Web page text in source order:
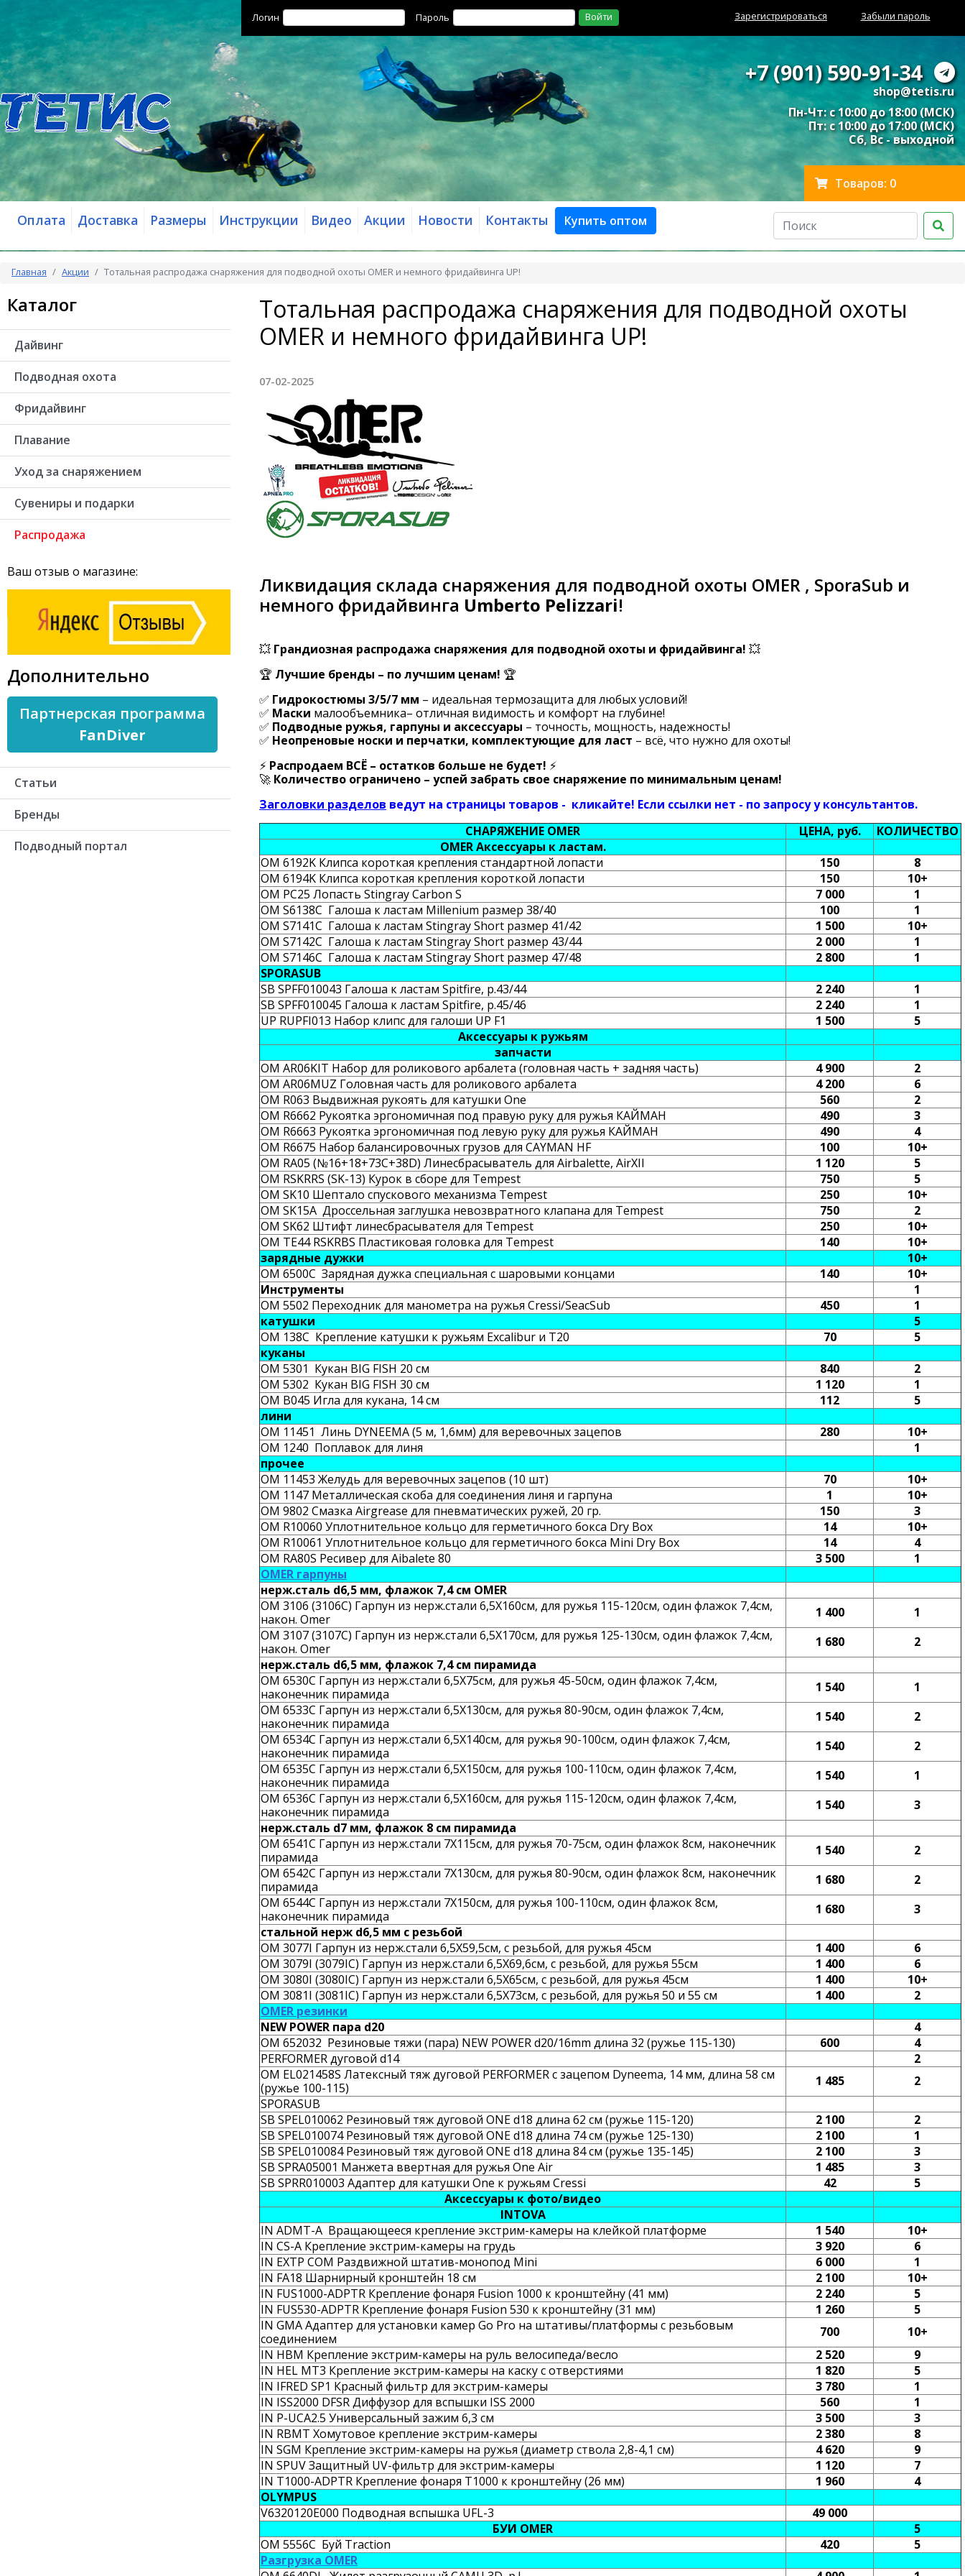
Логин Пароль Войти Зарегистрироваться Забыли пароль
+7 (901) 590-91-34
shop@tetis.ru
Пн-Чт: с 10:00 до 18:00 (МСК)
Пт: с 10:00 до 17:00 (МСК)
Сб, Вс - выходной
Товаров: 0
Оплата Доставка Размеры Инструкции Видео Акции Новости Контакты Купить оптом
Главная Акции Тотальная распродажа снаряжения для подводной охоты OMER и немного фридайвинга UP!
Каталог
Дайвинг
Подводная охота
Фридайвинг
Плавание
Уход за снаряжением
Сувениры и подарки
Распродажа
Ваш отзыв о магазине:
Дополнительно
Партнерская программа
FanDiver
Статьи
Бренды
Подводный портал
Тотальная распродажа снаряжения для подводной охоты
OMER и немного фридайвинга UP!
07-02-2025
Ликвидация склада снаряжения для подводной охоты OMER , SporaSub и
немного фридайвинга Umberto Pelizzari!
💥 Грандиозная распродажа снаряжения для подводной охоты и фридайвинга! 💥
🏆 Лучшие бренды – по лучшим ценам! 🏆
✅ Гидрокостюмы 3/5/7 мм – идеальная термозащита для любых условий!
✅ Маски малообъемника– отличная видимость и комфорт на глубине!
✅ Подводные ружья, гарпуны и аксессуары – точность, мощность, надежность!
✅ Неопреновые носки и перчатки, комплектующие для ласт – всё, что нужно для охоты!
⚡ Распродаем ВСЁ – остатков больше не будет! ⚡
🚀 Количество ограничено – успей забрать свое снаряжение по минимальным ценам!
Заголовки разделов ведут на страницы товаров - кликайте! Если ссылки нет - по запросу у консультантов.
СНАРЯЖЕНИЕ OMER
ЦЕНА, руб.
КОЛИЧЕСТВО
OMER Аксессуары к ластам.
OM 6192K Клипса короткая крепления стандартной лопасти
150
8
OM 6194K Клипса короткая крепления короткой лопасти
150
10+
OM PC25 Лопасть Stingray Carbon S
7 000
1
OM S6138C Галоша к ластам Millenium размер 38/40
100
1
OM S7141C Галоша к ластам Stingray Short размер 41/42
1 500
10+
OM S7142C Галоша к ластам Stingray Short размер 43/44
2 000
1
OM S7146C Галоша к ластам Stingray Short размер 47/48
2 800
1
SPORASUB
SB SPFF010043 Галоша к ластам Spitfire, р.43/44
2 240
1
SB SPFF010045 Галоша к ластам Spitfire, р.45/46
2 240
1
UP RUPFI013 Набор клипс для галоши UP F1
1 500
5
Аксессуары к ружьям
запчасти
OM AR06KIT Набор для роликового арбалета (головная часть + задняя часть)
4 900
2
OM AR06MUZ Головная часть для роликового арбалета
4 200
6
OM R063 Выдвижная рукоять для катушки One
560
2
OM R6662 Рукоятка эргономичная под правую руку для ружья КАЙМАН
490
3
OM R6663 Рукоятка эргономичная под левую руку для ружья КАЙМАН
490
4
OM R6675 Набор балансировочных грузов для CAYMAN HF
100
10+
OM RA05 (№16+18+73С+38D) Линесбрасыватель для Airbalette, AirXII
1 120
5
OM RSKRRS (SK-13) Курок в сборе для Tempest
750
5
OM SK10 Шептало спускового механизма Tempest
250
10+
OM SK15A Дроссельная заглушка невозвратного клапана для Tempest
750
2
OM SK62 Штифт линесбрасывателя для Tempest
250
10+
OM TE44 RSKRBS Пластиковая головка для Tempest
140
10+
зарядные дужки
10+
OM 6500C Зарядная дужка специальная с шаровыми концами
140
10+
Инструменты
1
OM 5502 Переходник для манометра на ружья Cressi/SeacSub
450
1
катушки
5
OM 138C Крепление катушки к ружьям Excalibur и T20
70
5
куканы
OM 5301 Кукан BIG FISH 20 см
840
2
OM 5302 Кукан BIG FISH 30 см
1 120
1
OM B045 Игла для кукана, 14 см
112
5
лини
OM 11451 Линь DYNEEMA (5 м, 1,6мм) для веревочных зацепов
280
10+
OM 1240 Поплавок для линя
1
прочее
OM 11453 Желудь для веревочных зацепов (10 шт)
70
10+
OM 1147 Металлическая скоба для соединения линя и гарпуна
1
10+
OM 9802 Смазка Airgrease для пневматических ружей, 20 гр.
150
3
OM R10060 Уплотнительное кольцо для герметичного бокса Dry Box
14
10+
OM R10061 Уплотнительное кольцо для герметичного бокса Mini Dry Box
14
4
OM RA80S Ресивер для Aibalete 80
3 500
1
OMER гарпуны
нерж.сталь d6,5 мм, флажок 7,4 см OMER
OM 3106 (3106C) Гарпун из нерж.стали 6,5X160см, для ружья 115-120см, один флажок 7,4см,
након. Omer
1 400
1
OM 3107 (3107C) Гарпун из нерж.стали 6,5X170см, для ружья 125-130см, один флажок 7,4см,
након. Omer
1 680
2
нерж.сталь d6,5 мм, флажок 7,4 см пирамида
OM 6530C Гарпун из нерж.стали 6,5X75см, для ружья 45-50см, один флажок 7,4см,
наконечник пирамида
1 540
1
OM 6533C Гарпун из нерж.стали 6,5X130см, для ружья 80-90см, один флажок 7,4см,
наконечник пирамида
1 540
2
OM 6534C Гарпун из нерж.стали 6,5X140см, для ружья 90-100см, один флажок 7,4см,
наконечник пирамида
1 540
2
OM 6535C Гарпун из нерж.стали 6,5X150см, для ружья 100-110см, один флажок 7,4см,
наконечник пирамида
1 540
1
OM 6536C Гарпун из нерж.стали 6,5X160см, для ружья 115-120см, один флажок 7,4см,
наконечник пирамида
1 540
3
нерж.сталь d7 мм, флажок 8 см пирамида
OM 6541C Гарпун из нерж.стали 7X115см, для ружья 70-75см, один флажок 8см, наконечник
пирамида
1 540
2
OM 6542C Гарпун из нерж.стали 7X130см, для ружья 80-90см, один флажок 8см, наконечник
пирамида
1 680
2
OM 6544C Гарпун из нерж.стали 7X150см, для ружья 100-110см, один флажок 8см,
наконечник пирамида
1 680
3
стальной нерж d6,5 мм с резьбой
OM 3077I Гарпун из нерж.стали 6,5X59,5см, с резьбой, для ружья 45см
1 400
6
OM 3079I (3079IC) Гарпун из нерж.стали 6,5X69,6см, с резьбой, для ружья 55см
1 400
6
OM 3080I (3080IC) Гарпун из нерж.стали 6,5X65см, с резьбой, для ружья 45см
1 400
10+
OM 3081I (3081IC) Гарпун из нерж.стали 6,5X73см, с резьбой, для ружья 50 и 55 см
1 400
2
OMER резинки
NEW POWER пара d20
4
OM 652032 Резиновые тяжи (пара) NEW POWER d20/16mm длина 32 (ружье 115-130)
600
4
PERFORMER дуговой d14
2
OM EL021458S Латексный тяж дуговой PERFORMER с зацепом Dyneema, 14 мм, длина 58 см
(ружье 100-115)
1 485
2
SPORASUB
SB SPEL010062 Резиновый тяж дуговой ONE d18 длина 62 см (ружье 115-120)
2 100
2
SB SPEL010074 Резиновый тяж дуговой ONE d18 длина 74 см (ружье 125-130)
2 100
1
SB SPEL010084 Резиновый тяж дуговой ONE d18 длина 84 см (ружье 135-145)
2 100
3
SB SPRA05001 Манжета ввертная для ружья One Air
1 485
3
SB SPRR010003 Адаптер для катушки One к ружьям Cressi
42
5
Аксессуары к фото/видео
INTOVA
IN ADMT-A Вращающееся крепление экстрим-камеры на клейкой платформе
1 540
10+
IN CS-A Крепление экстрим-камеры на грудь
3 920
6
IN EXTP COM Раздвижной штатив-монопод Mini
6 000
1
IN FA18 Шарнирный кронштейн 18 см
2 100
10+
IN FUS1000-ADPTR Крепление фонаря Fusion 1000 к кронштейну (41 мм)
2 240
5
IN FUS530-ADPTR Крепление фонаря Fusion 530 к кронштейну (31 мм)
1 260
5
IN GMA Адаптер для установки камер Go Pro на штативы/платформы с резьбовым
соединением
700
10+
IN HBM Крепление экстрим-камеры на руль велосипеда/весло
2 520
9
IN HEL MT3 Крепление экстрим-камеры на каску с отверстиями
1 820
5
IN IFRED SP1 Красный фильтр для экстрим-камеры
3 780
1
IN ISS2000 DFSR Диффузор для вспышки ISS 2000
560
1
IN P-UCA2.5 Универсальный зажим 6,3 см
3 500
3
IN RBMT Хомутовое крепление экстрим-камеры
2 380
8
IN SGM Крепление экстрим-камеры на ружья (диаметр ствола 2,8-4,1 см)
4 620
9
IN SPUV Защитный UV-фильтр для экстрим-камеры
1 120
7
IN T1000-ADPTR Крепление фонаря T1000 к кронштейну (26 мм)
1 960
4
OLYMPUS
V6320120E000 Подводная вспышка UFL-3
49 000
БУИ OMER
5
OM 5556C Буй Traction
420
5
Разгрузка OMER